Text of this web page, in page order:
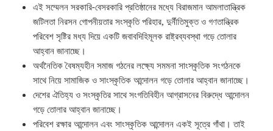
এই সম্মেলন সরকারি-বেসরকারি প্রতিষ্ঠানের মধ্যে বিরাজমান আমলাতান্ত্রিক
জটিলতা নিরসন গোপনীয়তার সংস্কৃতি পরিহার, দুর্নীতিমুক্ত ও গণতান্ত্রিক
পরিবেশ সৃষ্টির মধ্য দিয়ে একটি জবাবদিহিমূলক রাষ্ট্রব্যবস্থা গড়ে তোলার
আহ্বান জানাচ্ছে।
অর্থনৈতিক বৈষম্যহীন সমাজ গঠনের লক্ষ্যে সমমনা সাংস্কৃতিক সংগঠনকে
সাথে নিয়ে সামাজিক ও সাংস্কৃতিক আন্দোলন গড়ে তোলার আহ্বান জানাচ্ছে।
দেশের ঐতিহ্য ও সংস্কৃতির সাথে সংগতিবিহীন আগ্রাসনের বিরুদ্ধে আন্দোলন
গড়ে তোলার আহ্বান জানাচ্ছে।
পরিবেশ রক্ষার আন্দোলন এবং সাংস্কৃতিক আন্দোলন একই সূত্রে গাঁথা। তাই